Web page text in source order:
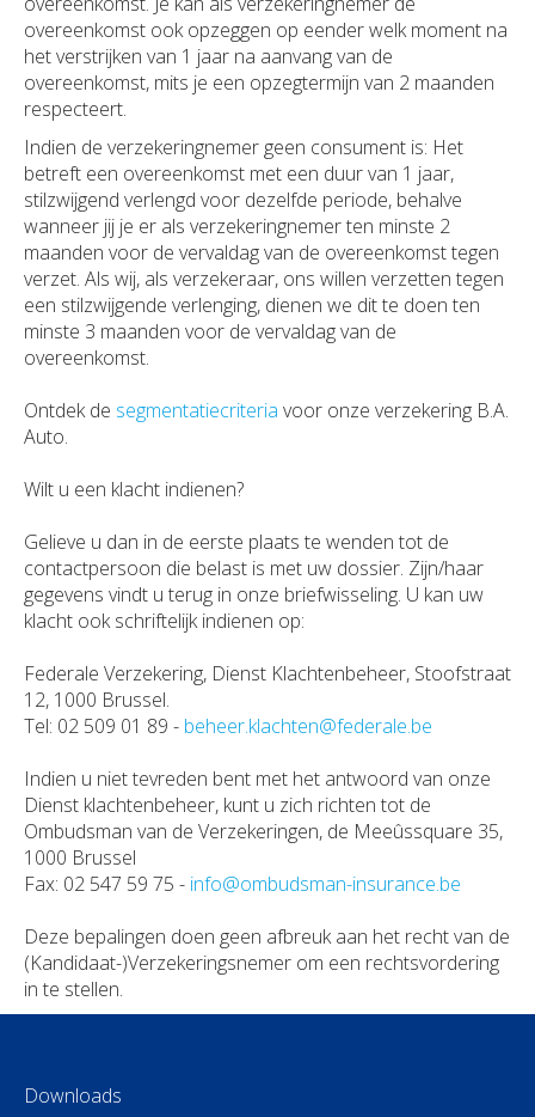
overeenkomst ook opzeggen op eender welk moment na
het verstrijken van 1 jaar na aanvang van de
overeenkomst, mits je een opzegtermijn van 2 maanden
respecteert.
Indien de verzekeringnemer geen consument is: Het
betreft een overeenkomst met een duur van 1 jaar,
stilzwijgend verlengd voor dezelfde periode, behalve
wanneer jij je er als verzekeringnemer ten minste 2
maanden voor de vervaldag van de overeenkomst tegen
verzet. Als wij, als verzekeraar, ons willen verzetten tegen
een stilzwijgende verlenging, dienen we dit te doen ten
minste 3 maanden voor de vervaldag van de
overeenkomst.
Ontdek de segmentatiecriteria voor onze verzekering B.A.
Auto.
Wilt u een klacht indienen?
Gelieve u dan in de eerste plaats te wenden tot de
contactpersoon die belast is met uw dossier. Zijn/haar
gegevens vindt u terug in onze briefwisseling. U kan uw
klacht ook schriftelijk indienen op:
Federale Verzekering, Dienst Klachtenbeheer, Stoofstraat
12, 1000 Brussel.
Tel: 02 509 01 89 - beheer.klachten@federale.be
Indien u niet tevreden bent met het antwoord van onze
Dienst klachtenbeheer, kunt u zich richten tot de
Ombudsman van de Verzekeringen, de Meeûssquare 35,
1000 Brussel
Fax: 02 547 59 75 - info@ombudsman-insurance.be
Deze bepalingen doen geen afbreuk aan het recht van de
(Kandidaat-)Verzekeringsnemer om een rechtsvordering
in te stellen.
Downloads